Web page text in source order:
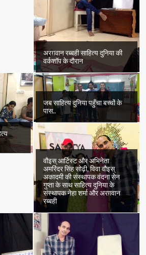
अरग़वान रब्बही साहित्य दुनिया की
वर्कशॉप के दौरान
जब साहित्य दुनिया पहुँचा बच्चों के
पास..
वौइस् आर्टिस्ट और अभिनेता
अमरिंदर सिंह सोढ़ी, विवा वौइस्
अकादमी की संस्थापक वंदना सेन
गुप्ता के साथ साहित्य दुनिया के
संस्थापक नेहा शर्मा और अरग़वान
रब्बही